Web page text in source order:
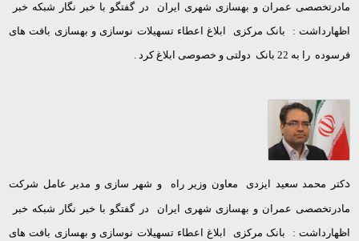
مادرتخصصی عمران و بهسازی شهری ایران در گفتگو با خبر نگار شبکه خبر
اظهارداشت : بانک مرکزی ابلاغ اعطاء تسهیلات نوسازی و بهسازی بافت های
فرسوده را به 22 بانک دولتی و خصوصی ابلاغ کرد .
دکتر محمد سعید ایزدی معاون وزیر راه و شهر سازی و مدیر عامل شرکت
مادرتخصصی عمران و بهسازی شهری ایران در گفتگو با خبر نگار شبکه خبر
اظهارداشت : بانک مرکزی ابلاغ اعطاء تسهیلات نوسازی و بهسازی بافت های